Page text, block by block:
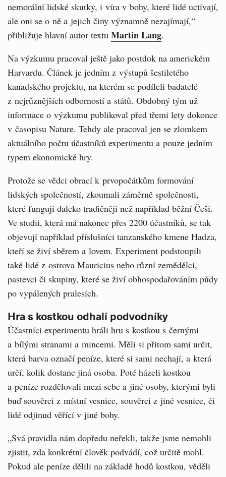
nemorální lidské skutky, i víra v bohy, které lidé uctívají,
ale oni se o ně a jejich činy významně nezajímají,“
přibližuje hlavní autor textu Martin Lang.
Na výzkumu pracoval ještě jako postdok na americkém
Harvardu. Článek je jedním z výstupů šestiletého
kanadského projektu, na kterém se podíleli badatelé
z nejrůznějších odborností a států. Obdobný tým už
informace o výzkumu publikoval před třemi lety dokonce
v časopisu Nature. Tehdy ale pracoval jen se zlomkem
aktuálního počtu účastníků experimentu a pouze jedním
typem ekonomické hry.
Protože se vědci obrací k prvopočátkům formování
lidských společností, zkoumali záměrně společnosti,
které fungují daleko tradičněji než například běžní Češi.
Ve studii, která má nakonec přes 2200 účastníků, se tak
objevují například příslušníci tanzanského kmene Hadza,
kteří se živí sběrem a lovem. Experiment podstoupili
také lidé z ostrova Mauricius nebo různí zemědělci,
pastevci či skupiny, které se živí obhospodařováním půdy
po vypálených pralesích.
Hra s kostkou odhalí podvodníky
Účastníci experimentu hráli hru s kostkou s černými
a bílými stranami a mincemi. Měli si přitom sami určit,
která barva označí peníze, které si sami nechají, a která
určí, kolik dostane jiná osoba. Poté házeli kostkou
a peníze rozdělovali mezi sebe a jiné osoby, kterými byli
buď souvěrci z místní vesnice, souvěrci z jiné vesnice, či
lidé odjinud věřící v jiné bohy.
„Svá pravidla nám dopředu neřekli, takže jsme nemohli
zjistit, zda konkrétní člověk podvádí, což určitě mohl.
Pokud ale peníze dělili na základě hodů kostkou, věděli